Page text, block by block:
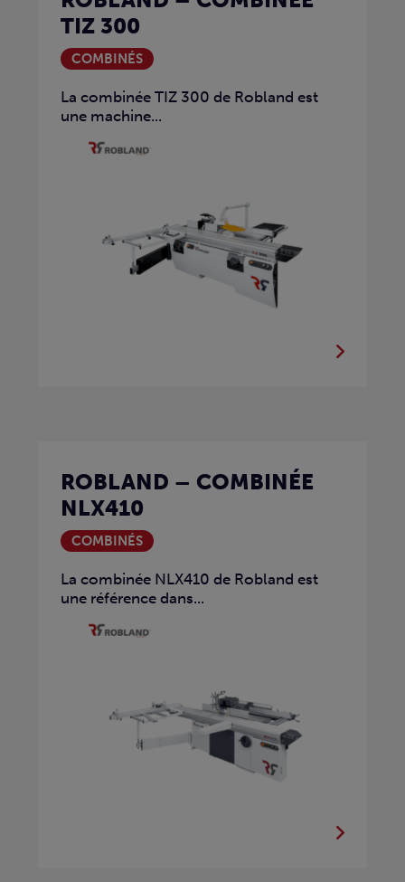
TIZ 300
COMBINÉS
La combinée TIZ 300 de Robland est
une machine...
ROBLAND – COMBINÉE
NLX410
COMBINÉS
La combinée NLX410 de Robland est
une référence dans...